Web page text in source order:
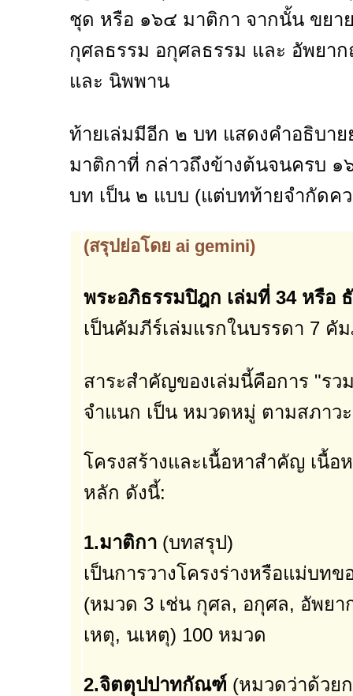
ชุด หรือ ๑๖๔ มาติกา จากนั้น ขยา
กุศลธรรม อกุศลธรรม และ อัพยา
และ นิพพาน
ท้ายเล่มมีอีก ๒ บท แสดงคำอธิบา
มาติกาที่ กล่าวถึงข้างต้นจนครบ
บท เป็น ๒ แบบ (แต่บทท้ายจำกัดค
(สรุปย่อโดย ai gemini)
พระอภิธรรมปิฎก เล่มที่ 34 หรือ
เป็นคัมภีร์เล่มแรกในบรรดา 7 คั
สาระสำคัญของเล่มนี้คือการ "ร
จำแนก เป็น หมวดหมู่ ตามสภาว
โครงสร้างและเนื้อหาสำคัญ เนื้
หลัก ดังนี้:
1.มาติกา (บทสรุป)
เป็นการวางโครงร่างหรือแม่บท
(หมวด 3 เช่น กุศล, อกุศล, อัพย
เหตุ, นเหตุ) 100 หมวด
2.จิตตุปปาทกัณฑ์ (หมวดว่าด้วย